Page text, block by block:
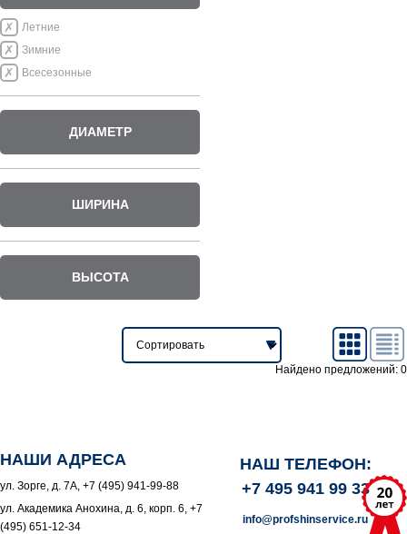
Летние
Зимние
Всесезонные
ДИАМЕТР
ШИРИНА
ВЫСОТА
Найдено предложений: 0
НАШИ АДРЕСА
ул. Зорге, д. 7А, +7 (495) 941-99-88
ул. Академика Анохина, д. 6, корп. 6, +7
(495) 651-12-34
НАШ ТЕЛЕФОН:
+7 495 941 99 33
info@profshinservice.ru